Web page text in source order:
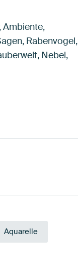
Ambiente,
Rabenvogel,
Nebel,
Aquarelle